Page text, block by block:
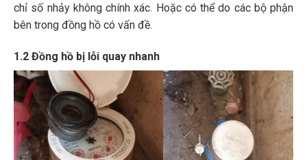
chỉ số nhảy không chính xác. Hoặc có thể do các bộ phận
bên trong đồng hồ có vấn đề.
1.2 Đồng hồ bị lỗi quay nhanh